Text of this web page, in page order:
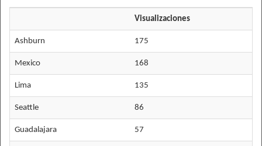
Visualizaciones
Ashburn 175
Mexico 168
Lima 135
Seattle 86
Guadalajara 57